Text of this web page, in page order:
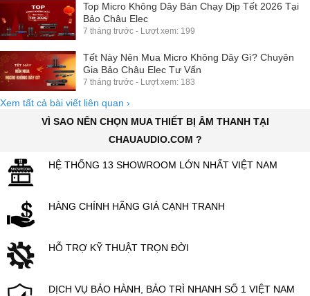
Top Micro Không Dây Bán Chạy Dịp Tết 2026 Tại
Bảo Châu Elec
7 tháng trước - Lượt xem: 199
Tết Này Nên Mua Micro Không Dây Gì? Chuyên
Gia Bảo Châu Elec Tư Vấn
7 tháng trước - Lượt xem: 183
Xem tất cả bài viết liên quan ›
VÌ SAO NÊN CHỌN MUA THIẾT BỊ ÂM THANH TẠI
CHAUAUDIO.COM ?
HỆ THỐNG 13 SHOWROOM LỚN NHẤT VIỆT NAM
HÀNG CHÍNH HÃNG GIÁ CẠNH TRANH
HỖ TRỢ KỸ THUẬT TRỌN ĐỜI
DỊCH VỤ BẢO HÀNH, BẢO TRÌ NHANH SỐ 1 VIỆT NAM